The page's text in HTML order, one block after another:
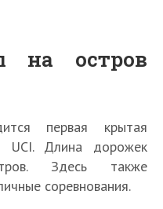
на остров
первая крытая
UCI. Длина дорожек
Здесь также
соревнования.